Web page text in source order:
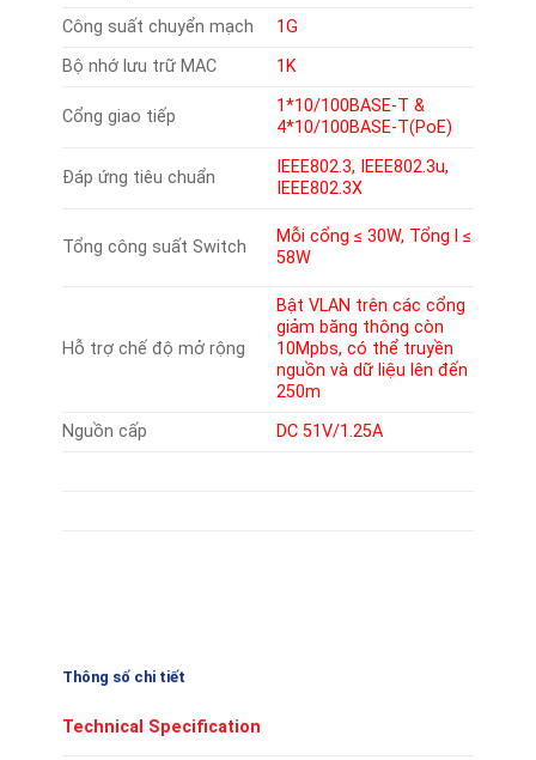
Công suất chuyển mạch
1G
Bộ nhớ lưu trữ MAC
1K
Cổng giao tiếp
1*10/100BASE-T &
4*10/100BASE-T(PoE)
Đáp ứng tiêu chuẩn
IEEE802.3, IEEE802.3u,
IEEE802.3X
Tổng công suất Switch
Mỗi cổng ≤ 30W, Tổng l ≤
58W
Hỗ trợ chế độ mở rộng
Bật VLAN trên các cổng
giảm băng thông còn
10Mpbs, có thể truyền
nguồn và dữ liệu lên đến
250m
Nguồn cấp
DC 51V/1.25A
Thông số chi tiết
Technical Speciﬁcation